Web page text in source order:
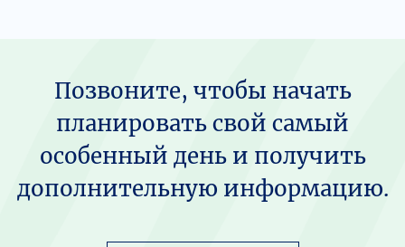
Позвоните, чтобы начать
планировать свой самый
особенный день и получить
дополнительную информацию.